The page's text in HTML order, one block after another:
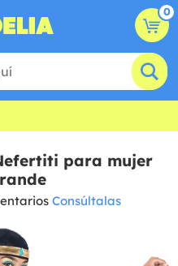
0
para mujer
Consúltalas